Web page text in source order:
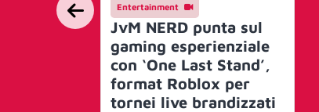
Entertainment
JvM NERD punta sul
gaming esperienziale
con ‘One Last Stand’,
format Roblox per
tornei live brandizzati